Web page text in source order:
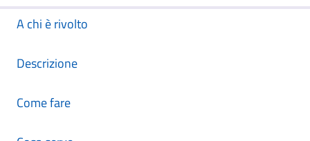
A chi è rivolto
Descrizione
Come fare